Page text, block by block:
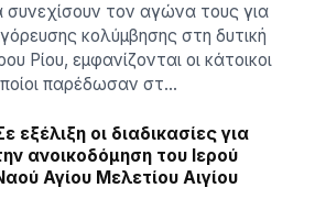
συνεχίσουν τον αγώνα τους για
κολύμβησης στη δυτική
Ρίου, εμφανίζονται οι κάτοικοι
παρέδωσαν στ…
εξέλιξη οι διαδικασίες για
ανοικοδόμηση του Ιερού
Αγίου Μελετίου Αιγίου